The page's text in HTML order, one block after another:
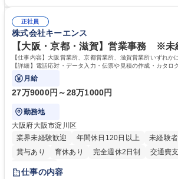
平均100件前後■メール・手紙：同上40件前後 募集職種 中野本社【お客様
相談室】お客様のお声をもとにより良い商品づくり
すのでご安心ください。 【当社について】キリン
う会社として、お客様との出会いを大切にし、磨き
を込めてコミュニケーションをとりながら広報関
す。 学歴・資格 学歴：大学院 大学 高専 短大 専修学校 高校 語学力： 資
格：
正社員
株式会社キーエンス
【大阪・京都・滋賀】営業事務 ※未
【仕事内容】大阪営業所、京都営業所、滋賀営業所いずれか
【詳細】電話応対・データ入力・伝票や見積の作成・カタロ
で発生する事務業務や業務改善をお任せ。
月給
27万9000円～28万1000円
勤務地
大阪府大阪市淀川区
業界未経験歓迎
年間休日120日以上 未経験
賞与あり
育休あり 完全週休2日制 交通費
土日祝休み
仕事の内容